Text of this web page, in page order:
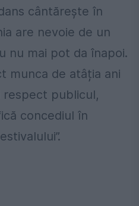
cântărește în
are nevoie de un
nu mai pot da înapoi.
munca de atâția ani
respect publicul,
concediul în